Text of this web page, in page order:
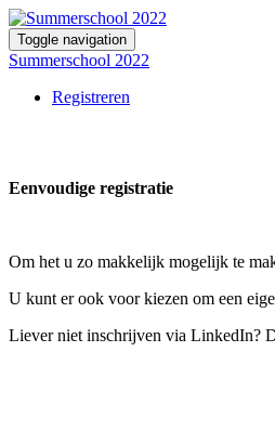
Toggle navigation
Summerschool 2022
Registreren
Eenvoudige registratie
Om het u zo makkelijk mogelijk te
U kunt er ook voor kiezen om een
Liever niet inschrijven via LinkedIn?